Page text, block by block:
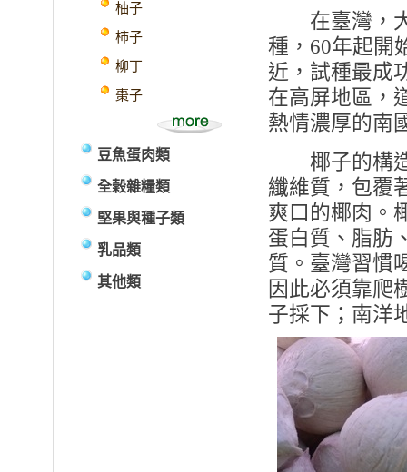
柚子
柿子
柳丁
棗子
豆魚蛋肉類
全榖雜糧類
堅果與種子類
乳品類
其他類
在臺灣，大
種，60年起開
近，試種最成
在高屏地區，
熱情濃厚的南
椰子的構造
纖維質，包覆
爽口的椰肉。
蛋白質、脂肪
質。臺灣習慣
因此必須靠爬
子採下；南洋